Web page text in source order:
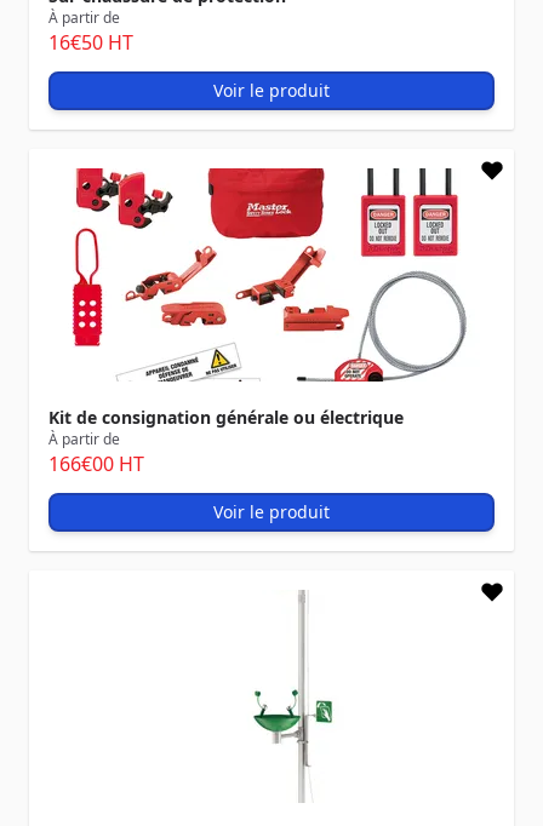
À partir de
16€50 HT
Voir le produit
Kit de consignation générale ou électrique
À partir de
166€00 HT
Voir le produit